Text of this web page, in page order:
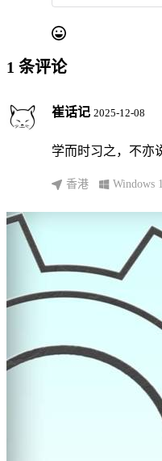
1 条评论
崔话记 2025-12-08
学而时习之，不亦
香港 Windows